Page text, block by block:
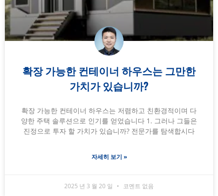
확장 가능한 컨테이너 하우스는 그만한
가치가 있습니까?
확장 가능한 컨테이너 하우스는 저렴하고 친환경적이며 다
양한 주택 솔루션으로 인기를 얻었습니다 1. 그러나 그들은
진정으로 투자 할 가치가 있습니까? 전문가를 탐색합시다
자세히 보기 »
2025 년 3 월 20 일 코멘트 없음